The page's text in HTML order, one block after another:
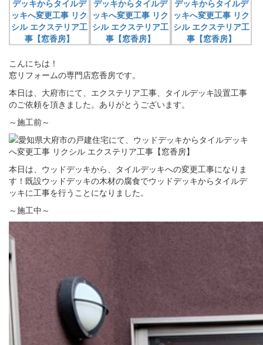
こんにちは！
窓リフォームの専門店窓香房です。
本日は、大府市にて、エクステリア工事、タイルデッキ設置工事
のご依頼を頂きました。ありがとうございます。
～施工前～
本日は、ウッドデッキから、タイルデッキへの変更工事になりま
す！既設ウッドデッキの木材の腐食でウッドデッキからタイルデ
ッキに工事を行うことになりました。
～施工中～